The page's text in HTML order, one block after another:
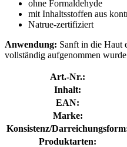
ohne Formaldehyde
mit Inhaltsstoffen aus
Natrue-zertifiziert
Anwendung: Sanft in die Haut
vollständig aufgenommen
Art.-Nr.:
Inhalt:
EAN:
Marke:
Konsistenz/
Produktarten: